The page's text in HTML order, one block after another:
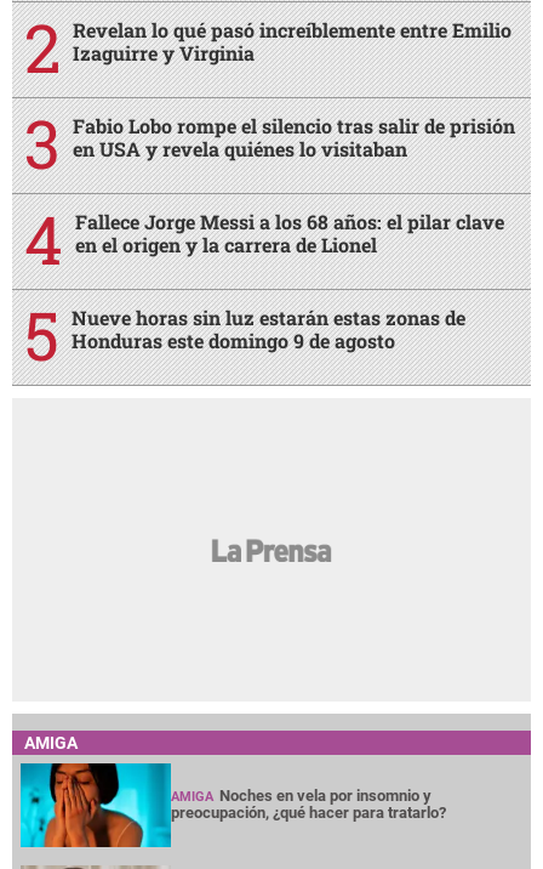
Revelan lo qué pasó increíblemente entre Emilio
Izaguirre y Virginia
Fabio Lobo rompe el silencio tras salir de prisión
en USA y revela quiénes lo visitaban
Fallece Jorge Messi a los 68 años: el pilar clave
en el origen y la carrera de Lionel
Nueve horas sin luz estarán estas zonas de
Honduras este domingo 9 de agosto
AMIGA
AMIGA Noches en vela por insomnio y
preocupación, ¿qué hacer para tratarlo?